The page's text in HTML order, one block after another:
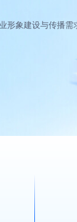
形象建设与传播需